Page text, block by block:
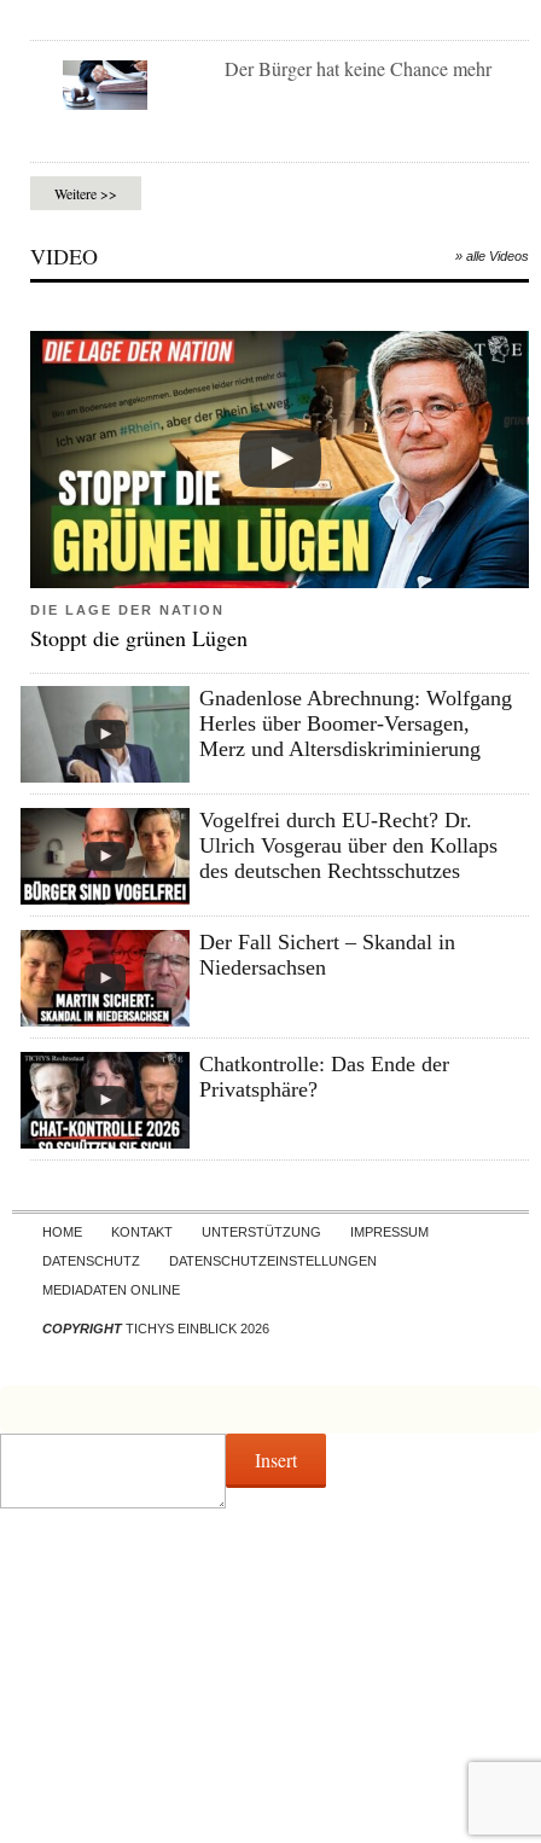
Der Bürger hat keine Chance mehr
Weitere >>
VIDEO » alle Videos
DIE LAGE DER NATION
Stoppt die grünen Lügen
Gnadenlose Abrechnung: Wolfgang
Herles über Boomer-Versagen,
Merz und Altersdiskriminierung
Vogelfrei durch EU-Recht? Dr.
Ulrich Vosgerau über den Kollaps
des deutschen Rechtsschutzes
Der Fall Sichert – Skandal in
Niedersachsen
Chatkontrolle: Das Ende der
Privatsphäre?
Skip to content
HOME KONTAKT UNTERSTÜTZUNG
IMPRESSUM
DATENSCHUTZ
DATENSCHUTZEINSTELLUNGEN
MEDIADATEN ONLINE
COPYRIGHTTICHYS EINBLICK 2026
Insert